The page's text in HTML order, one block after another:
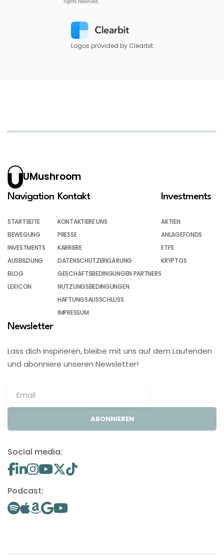
Logos provided by Clearbit
UMushroom
Navigation
STARTSEITE
BEWEGUNG
INVESTMENTS
AUSBILDUNG
BLOG
LEXICON
Kontakt
KONTAKTIERE UNS
PRESSE
KARRIERE
DATENSCHUTZERKLÄRUNG
GESCHÄFTSBEDINGUNGEN PARTNERS
NUTZUNGSBEDINGUNGEN
HAFTUNGSAUSSCHLUSS
IMPRESSUM
Investments
AKTIEN
ANLAGEFONDS
ETFS
KRYPTOS
Newsletter
Lass dich inspirieren, bleibe mit uns auf dem Laufenden
und abonniere unseren Newsletter!
ABONNIEREN
Social media:
Podcast: